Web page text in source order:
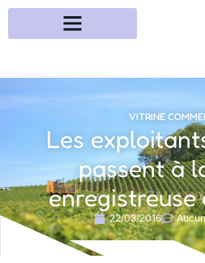
VITRINE
Les
passent à
enregistreuse
22/03/2016